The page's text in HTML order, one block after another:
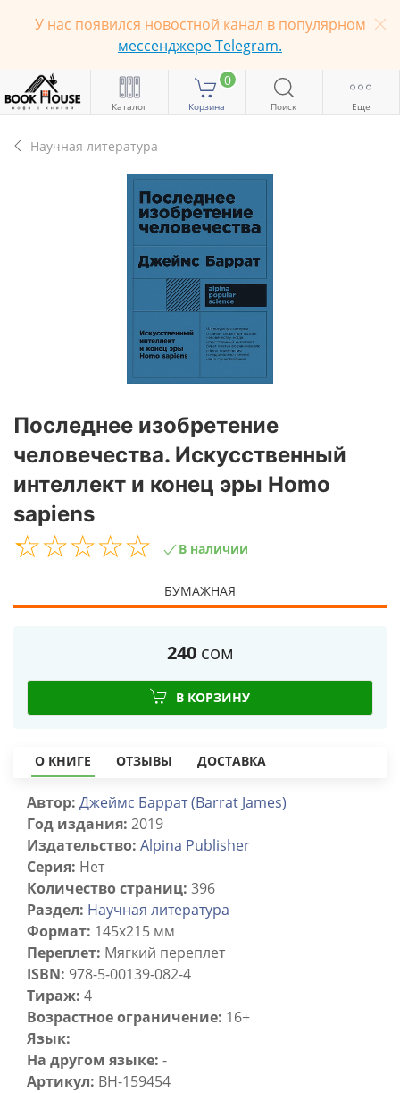
У нас появился новостной канал в популярном
мессенджере Telegram.
Каталог
0
Корзина Поиск Еще
Научная литература
Последнее изобретение
человечества. Искусственный
интеллект и конец эры Homo
sapiens
☆☆☆☆☆
★★★★★ В наличии
БУМАЖНАЯ
240 сом
В КОРЗИНУ
О КНИГЕ ОТЗЫВЫ ДОСТАВКА
Автор: Джеймс Баррат (Barrat James)
Год издания: 2019
Издательство: Alpina Publisher
Серия: Нет
Количество страниц: 396
Раздел: Научная литература
Формат: 145х215 мм
Переплет: Мягкий переплет
ISBN: 978-5-00139-082-4
Тираж: 4
Возрастное ограничение: 16+
Язык:
На другом языке: -
Артикул: BH-159454